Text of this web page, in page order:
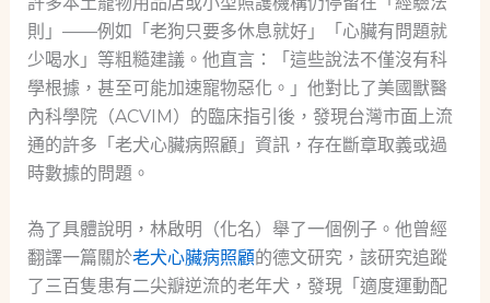
則」——例如「老狗只要多休息就好」「心臟有問題就
少喝水」等粗糙建議。他直言：「這些說法不僅沒有科
學根據，甚至可能加速寵物惡化。」他對比了美國獸醫
內科學院（ACVIM）的臨床指引後，發現台灣市面上流
通的許多「老犬心臟病照顧」資訊，存在斷章取義或過
時數據的問題。
為了具體說明，林啟明（化名）舉了一個例子。他曾經
翻譯一篇關於老犬心臟病照顧的德文研究，該研究追蹤
了三百隻患有二尖瓣逆流的老年犬，發現「適度運動配